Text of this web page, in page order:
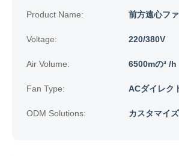
Product Name: 前方遠心フ
Voltage: 220/380V
Air Volume: 6500mの³ /h
Fan Type: ACダイレク
ODM Solutions: カスタマイ